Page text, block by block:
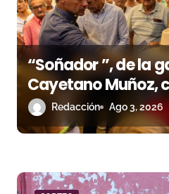
e
e
n
t
a
“Soñador ”, de la
Cayetano Muñoz,
de las Colombinas
Redacción Ago 3, 2026